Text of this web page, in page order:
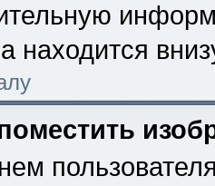
находится